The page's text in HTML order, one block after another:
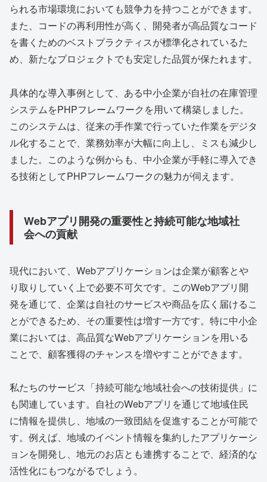
られる市場環境においても競争力を持つことができます。
また、コードの再利用性が高く、開発者が高品質なコード
を書くためのベストプラクティスが標準化されているた
め、新たなプロジェクトでも安定した品質が保たれます。
具体的な導入事例として、ある中小企業が自社の在庫管理
システムをPHPフレームワークを用いて構築しました。
このシステムは、従来の手作業で行っていた作業をデジタ
ル化することで、業務効率が大幅に向上し、ミスも減少し
ました。このような例からも、中小企業が手軽に導入でき
る技術としてPHPフレームワークの魅力が伺えます。
Webアプリ開発の重要性と持続可能な地域社
会への貢献
現代において、Webアプリケーションは企業が顧客とや
り取りしていく上で必要不可欠です。このWebアプリ開
発を通じて、企業は自社のサービスや商品を広く届けるこ
とができるため、その重要性は増す一方です。特に中小企
業においては、高品質なWebアプリケーションを用いる
ことで、顧客獲得のチャンスを増やすことができます。
私たちのサービス「持続可能な地域社会への技術提供」に
も関連しています。自社のWebアプリを通じて地域住民
に情報を提供し、地域の一致団結を促進することが可能で
す。例えば、地域のイベント情報を集約したアプリケーシ
ョンを開発し、地元のお店とも連携することで、経済的な
活性化にもつながるでしょう。